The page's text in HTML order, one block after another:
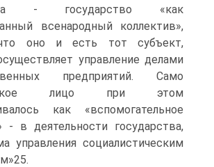
- государство «как
всенародный коллектив»,
что оно и есть тот субъект,
управление делами
предприятий. Само
лицо при этом
как «вспомогательное
- в деятельности государства,
управления социалистическим